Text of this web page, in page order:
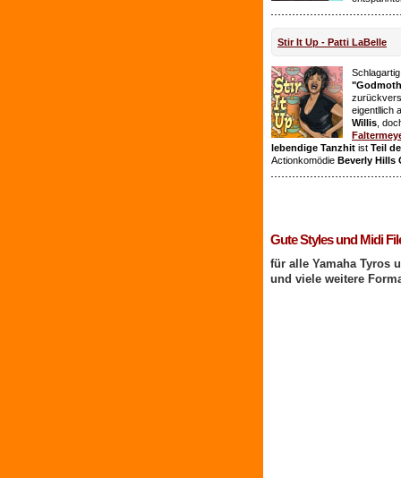
Stir It Up - Patti LaBelle
eigentllich
Willis ,
lebendige Tanzhit ist Teil
Actionkomödie Beverly Hills
Gute Styles und Midi
für alle Yamaha Tyros
und viele weitere